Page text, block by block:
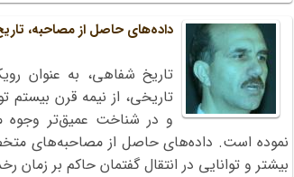
داده‌های حاصل از مصاحبه،
تاریخ شفاهی، به عنوان
تاریخی، از نیمه قرن
و در شناخت عمیق‌تر وجوه
نموده است. داده‌های حاصل از مصاحبه‌های
بیشتر و توانایی در انتقال گفتمان حاکم بر زمان